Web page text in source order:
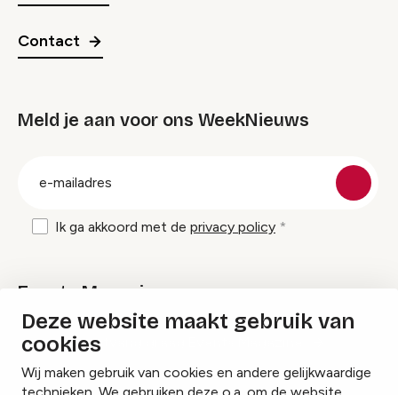
Deze website maakt gebruik van
cookies
Wij maken gebruik van cookies en andere gelijkwaardige
Contact
Meld je aan voor ons WeekNieuws
Ik ga akkoord met de privacy policy
Events Magazine
Ik ontvang graag Events Magazine